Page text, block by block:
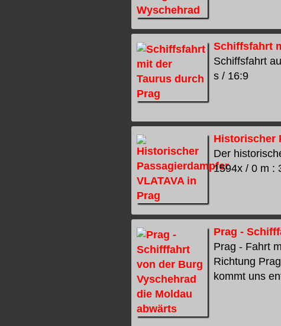
Schiffsfahrt
Schiffsfahrt
s / 16:9
Historischer
Der
1594x / 0 m :
Prag -
Prag - Fahrt
Richtung
kommt uns